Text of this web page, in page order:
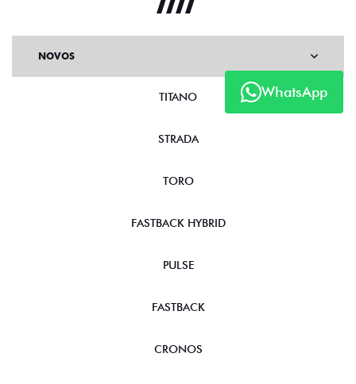
WhatsApp
NOVOS
TITANO
STRADA
TORO
FASTBACK HYBRID
PULSE
FASTBACK
CRONOS